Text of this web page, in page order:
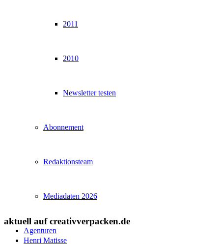
2011
2010
Newsletter testen
Abonnement
Redaktionsteam
Mediadaten 2026
Agenturen
aktuell auf creativverpacken.de
Henri Matisse